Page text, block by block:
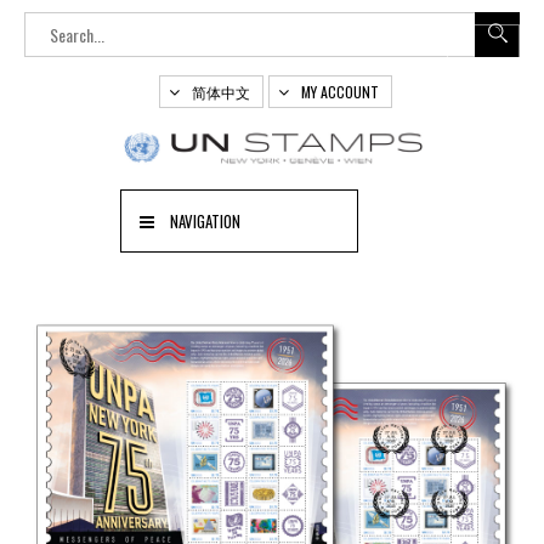
简体中文 MY ACCOUNT
NAVIGATION